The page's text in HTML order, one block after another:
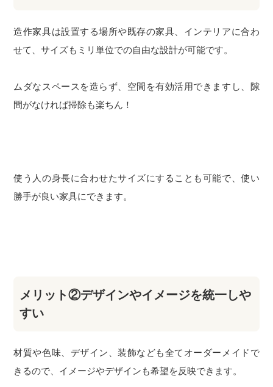
造作家具は設置する場所や既存の家具、インテリアに合わ
せて、サイズもミリ単位での自由な設計が可能です。
ムダなスペースを造らず、空間を有効活用できますし、隙
間がなければ掃除も楽ちん！
使う人の身長に合わせたサイズにすることも可能で、使い
勝手が良い家具にできます。
メリット②デザインやイメージを統一しや
すい
材質や色味、デザイン、装飾なども全てオーダーメイドで
きるので、イメージやデザインも希望を反映できます。